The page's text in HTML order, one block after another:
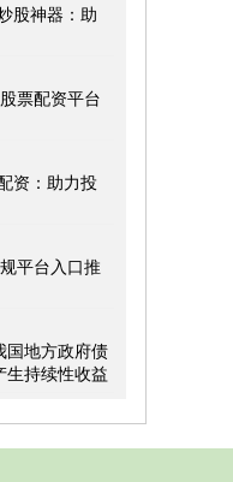
股神器：助
票配资平台
资：助力投
平台入口推
国地方政府债
生持续性收益